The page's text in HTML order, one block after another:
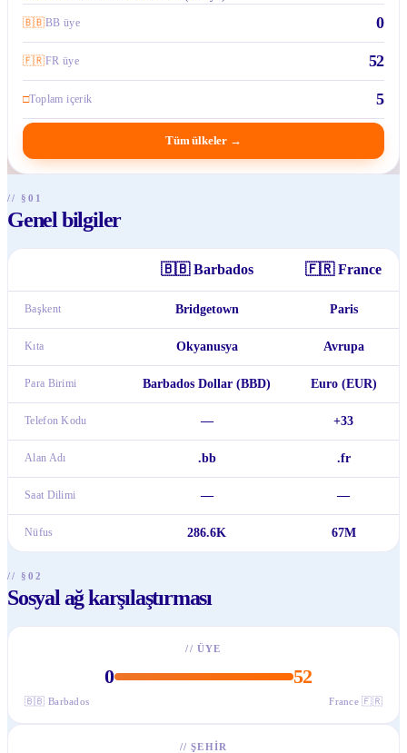
🇧🇧BB üye 0
🇫🇷FR üye 52
□Toplam içerik 5
Tüm ülkeler →
// §01
Genel bilgiler
🇧🇧 Barbados 🇫🇷 France
Başkent Bridgetown Paris
Kıta Okyanusya Avrupa
Para Birimi Barbados Dollar (BBD) Euro (EUR)
Telefon Kodu — +33
Alan Adı .bb .fr
Saat Dilimi — —
Nüfus 286.6K 67M
// §02
Sosyal ağ karşılaştırması
// ÜYE
0 52
🇧🇧 Barbados France 🇫🇷
//ŞEHIR